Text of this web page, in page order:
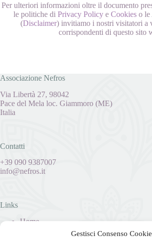
Gestisci Consenso Cookie
Per ulteriori informazioni oltre il documento
le politiche di Privacy Policy e Cookies o le
(Disclaimer) invitiamo i nostri visitatori a
corrispondenti di questo sito
Associazione Nefros
Via Libertà 27, 98042
Pace del Mela loc. Giammoro (ME)
Italia
Contatti
+39 090 9387007
info@nefros.it
Links
Home